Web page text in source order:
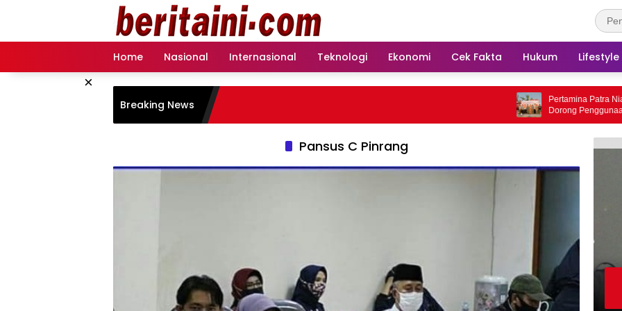
Home Nasional Internasional Teknologi Ekonomi Cek Fakta Hukum Lifestyle
×
Breaking News
Pertamina Patra Niaga
Dorong Penggunaan
Sidrap sebagai Solusi
Pansus C Pinrang